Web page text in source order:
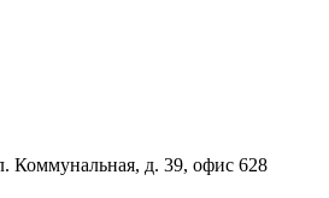
Коммунальная, д. 39, офис 628